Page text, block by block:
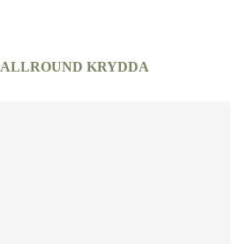
ALLROUND KRYDDA